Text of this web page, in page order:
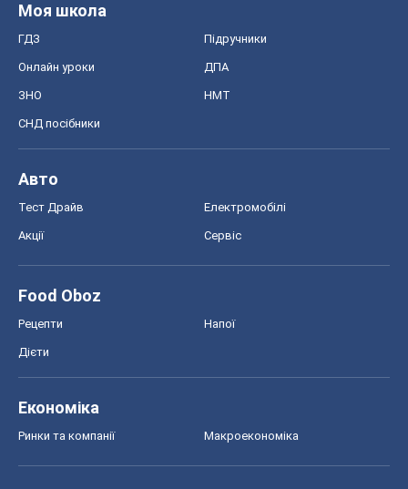
Моя школа
ГДЗ Підручники
Онлайн уроки ДПА
ЗНО НМТ
СНД посібники
Авто
Тест Драйв Електромобілі
Акції Сервіс
Food Oboz
Рецепти Напої
Дієти
Економіка
Ринки та компанії Макроекономіка